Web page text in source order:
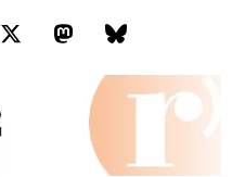
TwitterMastodonBluesky